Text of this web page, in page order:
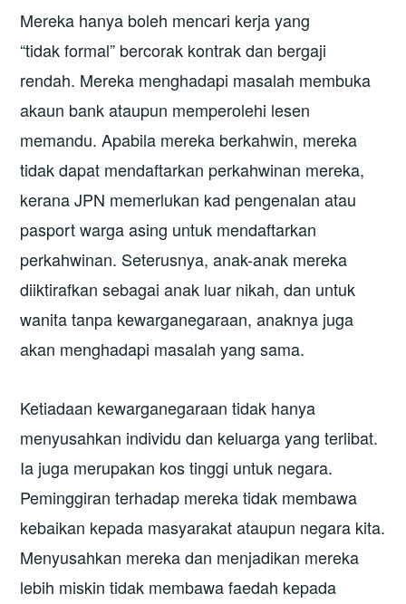
Mereka hanya boleh mencari kerja yang
“tidak formal” bercorak kontrak dan bergaji
rendah. Mereka menghadapi masalah membuka
akaun bank ataupun memperolehi lesen
memandu. Apabila mereka berkahwin, mereka
tidak dapat mendaftarkan perkahwinan mereka,
kerana JPN memerlukan kad pengenalan atau
pasport warga asing untuk mendaftarkan
perkahwinan. Seterusnya, anak-anak mereka
diiktirafkan sebagai anak luar nikah, dan untuk
wanita tanpa kewarganegaraan, anaknya juga
akan menghadapi masalah yang sama.
Ketiadaan kewarganegaraan tidak hanya
menyusahkan individu dan keluarga yang terlibat.
Ia juga merupakan kos tinggi untuk negara.
Peminggiran terhadap mereka tidak membawa
kebaikan kepada masyarakat ataupun negara kita.
Menyusahkan mereka dan menjadikan mereka
lebih miskin tidak membawa faedah kepada